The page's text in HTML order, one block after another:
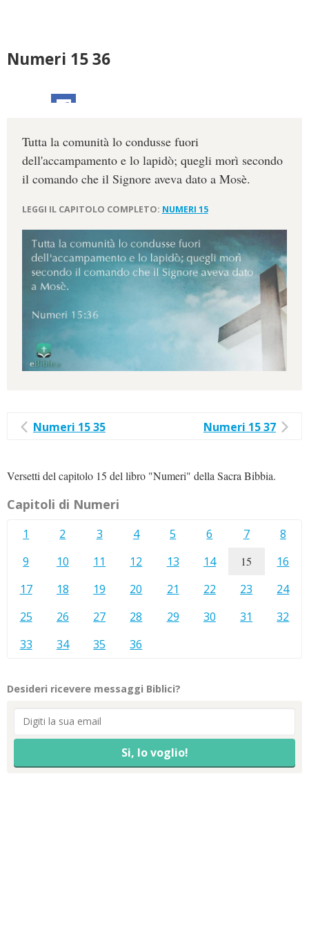
Numeri 15 36
Tutta la comunità lo condusse fuori
dell'accampamento e lo lapidò; quegli morì secondo
il comando che il Signore aveva dato a Mosè.
LEGGI IL CAPITOLO COMPLETO: NUMERI 15
Numeri 15 35 Numeri 15 37
Versetti del capitolo 15 del libro "Numeri" della Sacra Bibbia.
Capitoli di Numeri
1 2 3 4 5 6 7
8
9
10 11 12 13 14 15
16
17
18 19 20 21 22 23
24
25
26 27 28 29 30 31
32
33
34 35 36
Desideri ricevere messaggi Biblici?